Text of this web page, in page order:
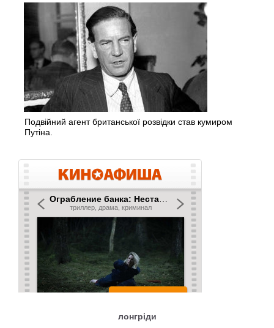
Подвійний агент британської розвідки став кумиром
Путіна.
лонгріди